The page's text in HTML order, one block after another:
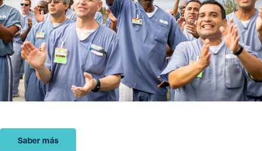
Saber más